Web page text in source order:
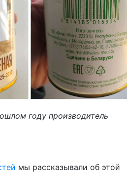
производитель
мы рассказывали об этой